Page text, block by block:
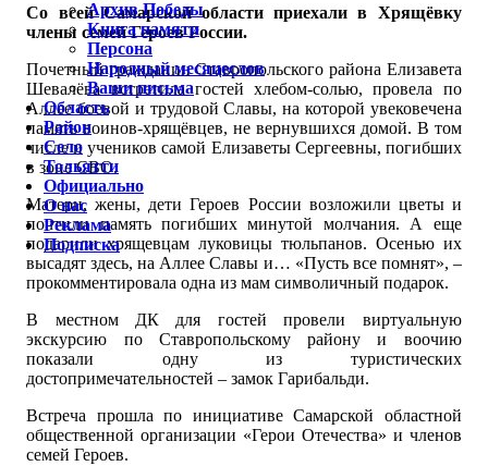
Со всей Самарской области приехали в Хрящёвку
члены семей Героев России.
Почетный гражданин Ставропольского района Елизавета
Шевалёва встретила гостей хлебом-солью, провела по
Аллее боевой и трудовой Славы, на которой увековечена
память воинов-хрящёвцев, не вернувшихся домой. В том
числе и учеников самой Елизаветы Сергеевны, погибших
в зоне СВО.
Матери, жены, дети Героев России возложили цветы и
почтили память погибших минутой молчания. А еще
подарили хрящевцам луковицы тюльпанов. Осенью их
высадят здесь, на Аллее Славы и… «Пусть все помнят», –
прокомментировала одна из мам символичный подарок.
В местном ДК для гостей провели виртуальную
экскурсию по Ставропольскому району и воочию
показали одну из туристических
достопримечательностей – замок Гарибальди.
Встреча прошла по инициативе Самарской областной
общественной организации «Герои Отечества» и членов
семей Героев.
Архив Победы
Книга памяти
Персона
Народный месяцеслов
Ваши письма
Область
Район
Село
Тольятти
Официально
О нас
Реклама
Подписка